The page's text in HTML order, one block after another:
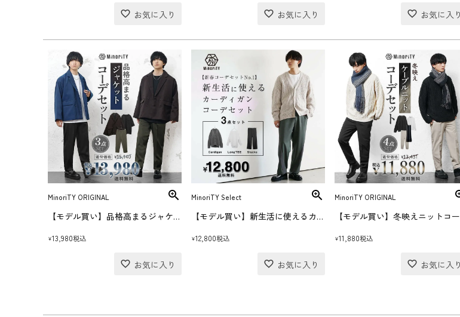
MinoriTY ORIGINAL
【モデル買い】品格高まるジャケットコーデセット(送料無料)
¥13,980税込
MinoriTY Select
【モデル買い】新生活に使えるカーディガンコーデセット(送料無料)
¥12,800税込
MinoriTY ORIGINAL
¥11,880税込